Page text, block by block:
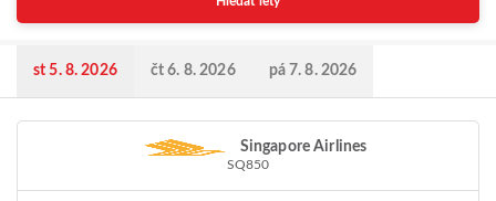
st 5. 8. 2026 čt 6. 8. 2026 pá 7. 8. 2026
Singapore Airlines
SQ850